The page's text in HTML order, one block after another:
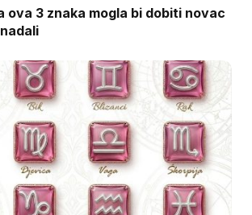
ova 3 znaka mogla bi dobiti novac